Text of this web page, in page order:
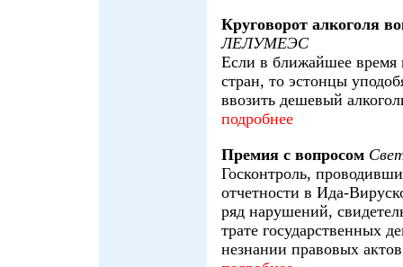
Круговорот алкоголя
ЛЕЛУМЕЭС
Если в ближайшее время
стран, то эстонцы
ввозить дешевый
подробнее
Премия с вопросом
Госконтроль,
отчетности в Ида-
ряд нарушений,
трате государственных
незнании правовых